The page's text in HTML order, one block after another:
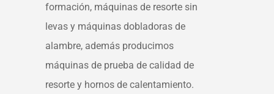
formación, máquinas de resorte sin
levas y máquinas dobladoras de
alambre, además producimos
máquinas de prueba de calidad de
resorte y hornos de calentamiento.